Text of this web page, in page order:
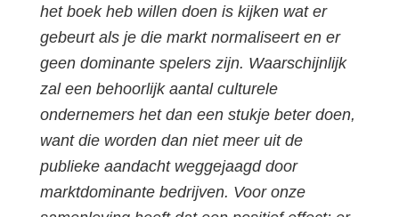
het boek heb willen doen is kijken wat er
gebeurt als je die markt normaliseert en er
geen dominante spelers zijn. Waarschijnlijk
zal een behoorlijk aantal culturele
ondernemers het dan een stukje beter doen,
want die worden dan niet meer uit de
publieke aandacht weggejaagd door
marktdominante bedrijven. Voor onze